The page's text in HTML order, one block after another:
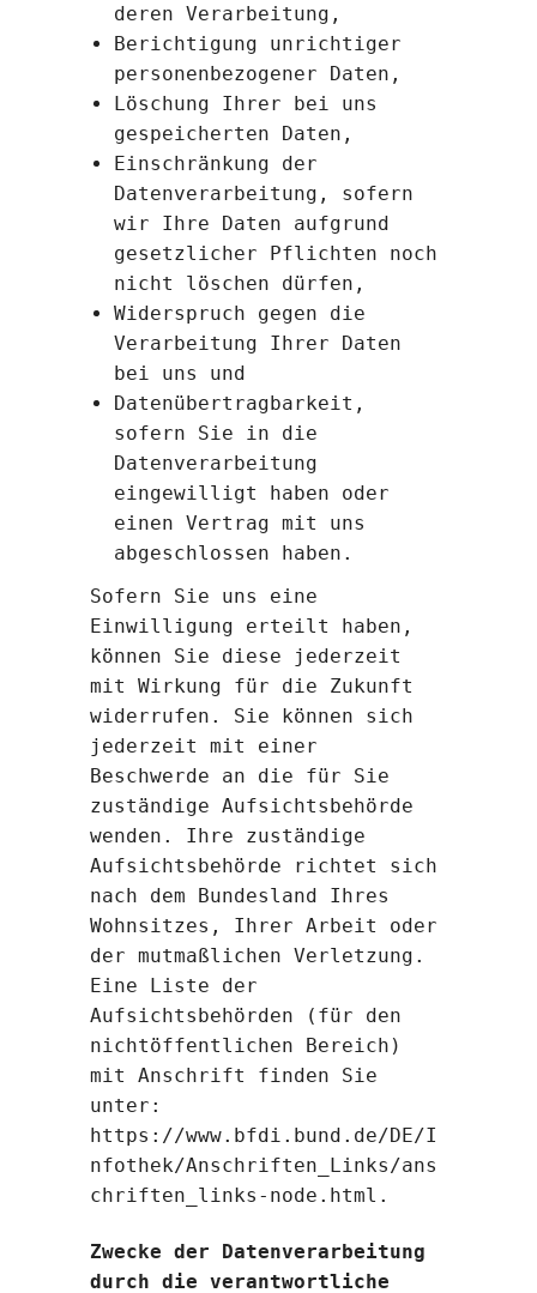
deren Verarbeitung,
Berichtigung unrichtiger
personenbezogener Daten,
Löschung Ihrer bei uns
gespeicherten Daten,
Einschränkung der
Datenverarbeitung, sofern
wir Ihre Daten aufgrund
gesetzlicher Pflichten noch
nicht löschen dürfen,
Widerspruch gegen die
Verarbeitung Ihrer Daten
bei uns und
Datenübertragbarkeit,
sofern Sie in die
Datenverarbeitung
eingewilligt haben oder
einen Vertrag mit uns
abgeschlossen haben.
Sofern Sie uns eine
Einwilligung erteilt haben,
können Sie diese jederzeit
mit Wirkung für die Zukunft
widerrufen. Sie können sich
jederzeit mit einer
Beschwerde an die für Sie
zuständige Aufsichtsbehörde
wenden. Ihre zuständige
Aufsichtsbehörde richtet sich
nach dem Bundesland Ihres
Wohnsitzes, Ihrer Arbeit oder
der mutmaßlichen Verletzung.
Eine Liste der
Aufsichtsbehörden (für den
nichtöffentlichen Bereich)
mit Anschrift finden Sie
unter:
https://www.bfdi.bund.de/DE/I
nfothek/Anschriften_Links/ans
chriften_links-node.html .
Zwecke der Datenverarbeitung
durch die verantwortliche